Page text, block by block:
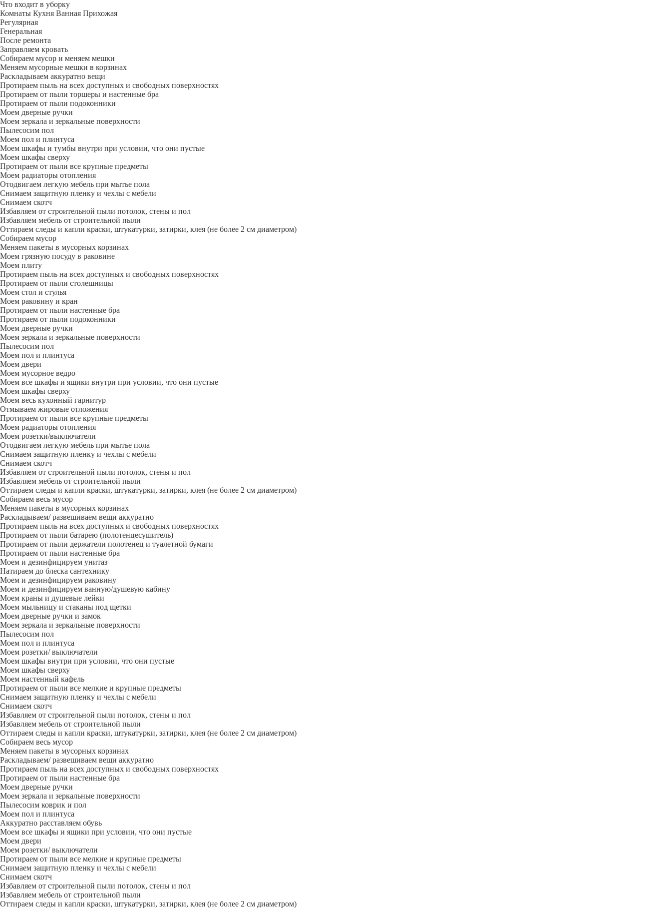
Что входит в уборку
Регу­лярная
Гене­ральная
После ремонта
Заправляем кровать
Собираем мусор и меняем мешки
Меняем мусорные мешки в корзинах
Раскладываем аккуратно вещи
Протираем пыль на всех доступных и свободных поверхностях
Протираем от пыли торшеры и настенные бра
Протираем от пыли подоконники
Моем дверные ручки
Моем зеркала и зеркальные поверхности
Пылесосим пол
Моем пол и плинтуса
Моем шкафы и тумбы внутри при условии, что они пустые
Моем шкафы сверху
Протираем от пыли все крупные предметы
Моем радиаторы отопления
Отодвигаем легкую мебель при мытье пола
Снимаем защитную пленку и чехлы с мебели
Снимаем скотч
Избавляем от строительной пыли потолок, стены и пол
Избавляем мебель от строительной пыли
Оттираем следы и капли краски, штукатурки, затирки, клея (не более 2 см диаметром)
Собираем мусор
Меняем пакеты в мусорных корзинах
Моем грязную посуду в раковине
Моем плиту
Протираем пыль на всех доступных и свободных поверхностях
Протираем от пыли столешницы
Моем стол и стулья
Моем раковину и кран
Протираем от пыли настенные бра
Протираем от пыли подоконники
Моем дверные ручки
Моем зеркала и зеркальные поверхности
Пылесосим пол
Моем пол и плинтуса
Моем двери
Моем мусорное ведро
Моем все шкафы и ящики внутри при условии, что они пустые
Моем шкафы сверху
Моем весь кухонный гарнитур
Отмываем жировые отложения
Протираем от пыли все крупные предметы
Моем радиаторы отопления
Моем розетки/выключатели
Отодвигаем легкую мебель при мытье пола
Снимаем защитную пленку и чехлы с мебели
Снимаем скотч
Избавляем от строительной пыли потолок, стены и пол
Избавляем мебель от строительной пыли
Оттираем следы и капли краски, штукатурки, затирки, клея (не более 2 см диаметром)
Собираем весь мусор
Меняем пакеты в мусорных корзинах
Раскладываем/ развешиваем вещи аккуратно
Протираем пыль на всех доступных и свободных поверхностях
Протираем от пыли батарею (полотенцесушитель)
Протираем от пыли держатели полотенец и туалетной бумаги
Протираем от пыли настенные бра
Моем и дезинфицируем унитаз
Натираем до блеска сантехнику
Моем и дезинфицируем раковину
Моем и дезинфицируем ванную/душевую кабину
Моем краны и душевые лейки
Моем мыльницу и стаканы под щетки
Моем дверные ручки и замок
Моем зеркала и зеркальные поверхности
Пылесосим пол
Моем пол и плинтуса
Моем розетки/ выключатели
Моем шкафы внутри при условии, что они пустые
Моем шкафы сверху
Моем настенный кафель
Протираем от пыли все мелкие и крупные предметы
Снимаем защитную пленку и чехлы с мебели
Снимаем скотч
Избавляем от строительной пыли потолок, стены и пол
Избавляем мебель от строительной пыли
Оттираем следы и капли краски, штукатурки, затирки, клея (не более 2 см диаметром)
Собираем весь мусор
Меняем пакеты в мусорных корзинах
Раскладываем/ развешиваем вещи аккуратно
Протираем пыль на всех доступных и свободных поверхностях
Протираем от пыли настенные бра
Моем дверные ручки
Моем зеркала и зеркальные поверхности
Пылесосим коврик и пол
Моем пол и плинтуса
Аккуратно расставляем обувь
Моем все шкафы и ящики при условии, что они пустые
Моем двери
Моем розетки/ выключатели
Протираем от пыли все мелкие и крупные предметы
Снимаем защитную пленку и чехлы с мебели
Снимаем скотч
Избавляем от строительной пыли потолок, стены и пол
Избавляем мебель от строительной пыли
Оттираем следы и капли краски, штукатурки, затирки, клея (не более 2 см диаметром)